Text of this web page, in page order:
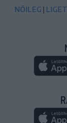
NŐILEG | LIGET